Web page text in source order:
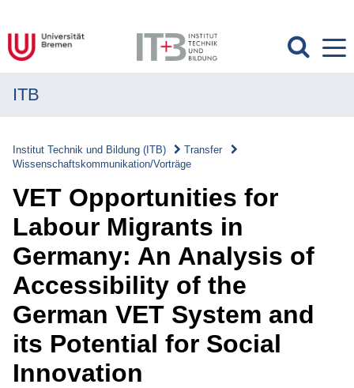
Forschung
Transfer
Transferverständnis
Wissenschaftskommunikation/Vorträge
Projekte
ITB
Institut Technik und Bildung (ITB)
Transfer
Wissenschaftskommunikation/Vorträge
VET Opportunities for
Labour Migrants in
Germany: An Analysis of
Accessibility of the
German VET System and
its Potential for Social
Innovation